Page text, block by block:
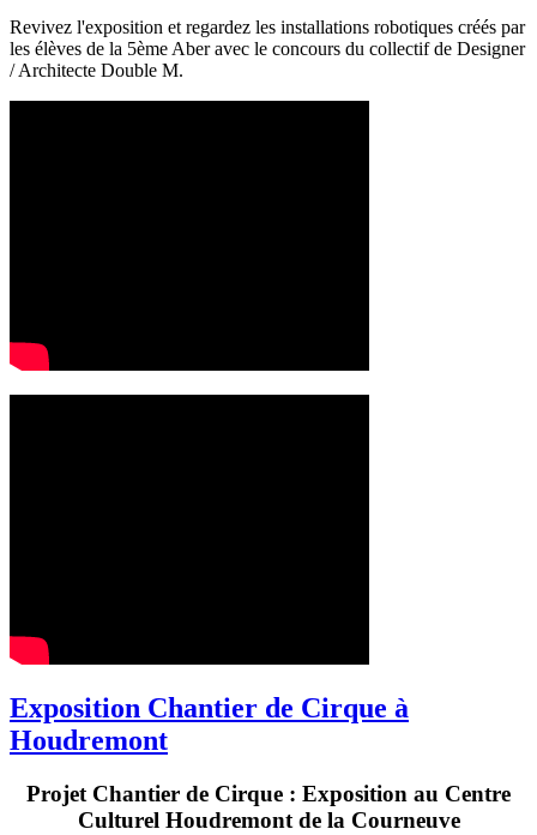
Revivez l'exposition et regardez les installations robotiques créés par
les élèves de la 5ème Aber avec le concours du collectif de Designer
/ Architecte Double M.
Exposition Chantier de Cirque à
Houdremont
Projet Chantier de Cirque : Exposition au Centre
Culturel Houdremont de la Courneuve